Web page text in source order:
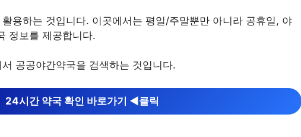
활용하는 것입니다. 이곳에서는 평일/주말뿐만 아니라 공휴일, 야
정보를 제공합니다.
공공야간약국을 검색하는 것입니다.
24시간 약국 확인 바로가기 ◀︎클릭